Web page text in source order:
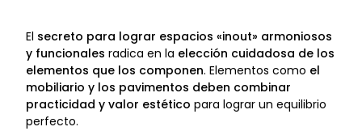
El secreto para lograr espacios «inout» armoniosos
y funcionales radica en la elección cuidadosa de los
elementos que los componen. Elementos como el
mobiliario y los pavimentos deben combinar
practicidad y valor estético para lograr un equilibrio
perfecto.